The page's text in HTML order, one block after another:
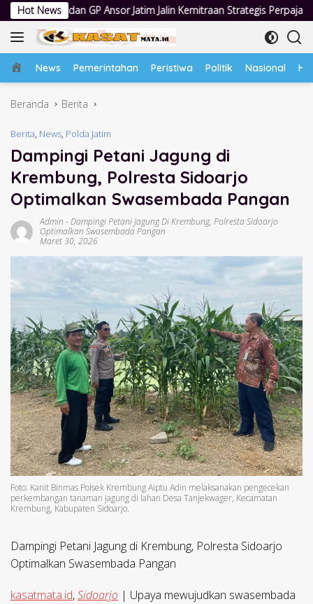
Langsung
ke
konten
Hot News
Ansor Jatim Jalin Kemitraan Strategis Perpajakan Jumat
Home
News Pemerintahan Peristiwa Politik Nasional
Beranda Berita
Berita, News, Polda Jatim
Dampingi Petani Jagung di
Krembung, Polresta Sidoarjo
Optimalkan Swasembada Pangan
Admin -Dampingi Petani Jagung Di Krembung, Polresta Sidoarjo
Optimalkan Swasembada Pangan
Maret 30, 2026
Foto: Kanit Binmas Polsek Krembung Aiptu Adin melaksanakan pengecekan
perkembangan tanaman jagung di lahan Desa Tanjekwager, Kecamatan
Krembung, Kabupaten Sidoarjo.
Dampingi Petani Jagung di Krembung, Polresta Sidoarjo
Optimalkan Swasembada Pangan
kasatmata.id,Sidoarjo | Upaya mewujudkan swasembada